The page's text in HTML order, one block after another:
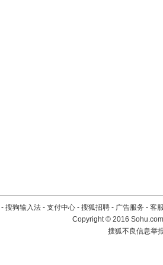
- 搜狗输入法 - 支付中心 - 搜狐招聘 - 广告服务 - 客
Copyright©2016
搜狐不良信息举